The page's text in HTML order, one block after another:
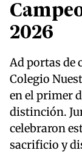
2026
Ad portas de
Colegio
en el primer
distinción.
celebraron
sacrificio y